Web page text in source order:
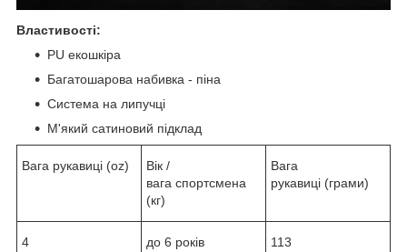
Властивості:
PU екошкіра
Багатошарова набивка - піна
Система на липучці
М'який сатиновий підклад
Вага рукавиці (oz)
Вік /
вага спортсмена
(кг)
Вага
рукавиці (грами)
4 до 6 років 113